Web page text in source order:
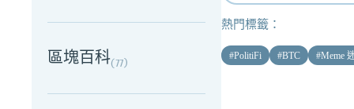
區塊百科(77)
熱門標籤：
#PolitiFi #BTC #Meme